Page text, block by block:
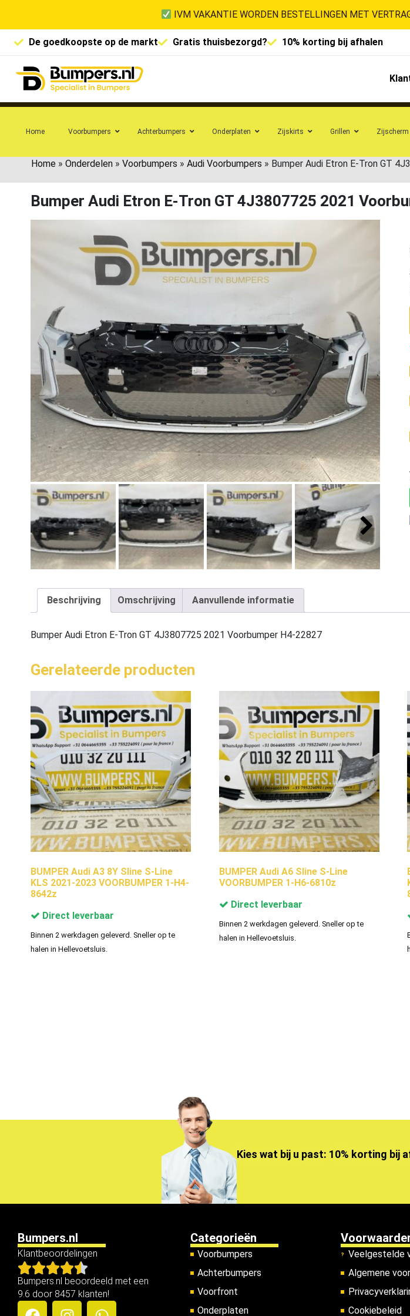
IVM VAKANTIE WORDEN BESTELLINGEN MET
De goedkoopste op de markt Gratis thuisbezorgd? 10% korting bij afhalen
Home Voorbumpers Achterbumpers Onderplaten Zijskirts Grillen Zijscherm
Home » Onderdelen » Voorbumpers » Audi Voorbumpers » Bumper Audi Etron E-Tron GT
Bumper Audi Etron E-Tron GT 4J3807725 2021
Beschrijving Omschrijving Aanvullende informatie
Bumper Audi Etron E-Tron GT 4J3807725 2021 Voorbumper H4-22827
Gerelateerde producten
BUMPER Audi A3 8Y Sline S-Line
KLS 2021-2023 VOORBUMPER 1-H4-
8642z
Direct leverbaar
Binnen 2 werkdagen geleverd. Sneller op te
halen in Hellevoetsluis.
BUMPER Audi A6 Sline S-Line
VOORBUMPER 1-H6-6810z
Direct leverbaar
Binnen 2 werkdagen geleverd. Sneller op te
halen in Hellevoetsluis.
Kies wat bij u past: 10% korting
Bumpers.nl
Klantbeoordelingen
Bumpers.nl beoordeeld met een
9.6 door 8457 klanten!
Categorieën
Voorbumpers
Achterbumpers
Voorfront
Onderplaten
Veelgestelde
Algemene
Cookiebeleid